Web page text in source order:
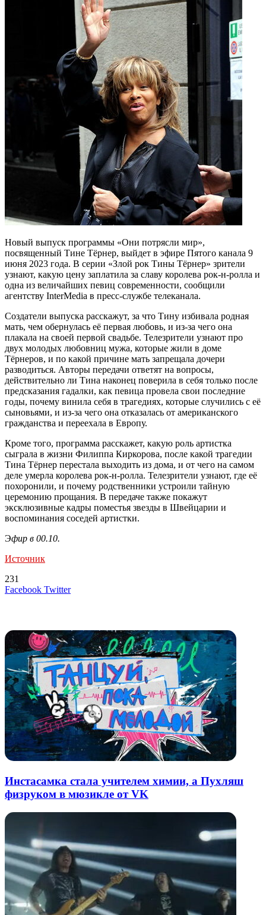
Новый выпуск программы «Они потрясли мир»,
посвященный Тине Тёрнер, выйдет в эфире Пятого канала 9
июня 2023 года. В серии «Злой рок Тины Тёрнер» зрители
узнают, какую цену заплатила за славу королева рок-н-ролла и
одна из величайших певиц современности, сообщили
агентству InterMedia в пресс-службе телеканала.
Создатели выпуска расскажут, за что Тину избивала родная
мать, чем обернулась её первая любовь, и из-за чего она
плакала на своей первой свадьбе. Телезрители узнают про
двух молодых любовниц мужа, которые жили в доме
Тёрнеров, и по какой причине мать запрещала дочери
разводиться. Авторы передачи ответят на вопросы,
действительно ли Тина наконец поверила в себя только после
предсказания гадалки, как певица провела свои последние
годы, почему винила себя в трагедиях, которые случились с её
сыновьями, и из-за чего она отказалась от американского
гражданства и переехала в Европу.
Кроме того, программа расскажет, какую роль артистка
сыграла в жизни Филиппа Киркорова, после какой трагедии
Тина Тёрнер перестала выходить из дома, и от чего на самом
деле умерла королева рок-н-ролла. Телезрители узнают, где её
похоронили, и почему родственники устроили тайную
церемонию прощания. В передаче также покажут
эксклюзивные кадры поместья звезды в Швейцарии и
воспоминания соседей артистки.
Эфир в 00.10.
Источник
231
Facebook TwitterLinkedIn
Tumblr
Reddit
Вконтакте
Одноклассники
Skype
Messenger
Messenger
WhatsApp
Telegram
Viber
Line
Поделиться
Печатать
Инстасамка стала учителем химии, а Пухляш
физруком в мюзикле от VK